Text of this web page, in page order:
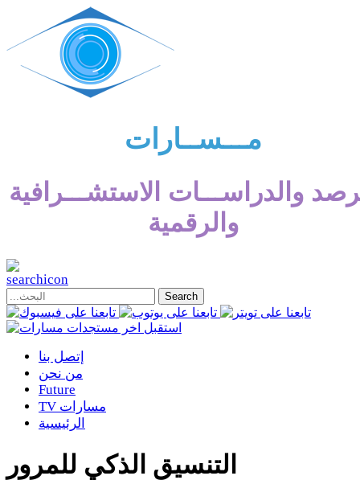
مـــســارات
والدراســـات الاستشـــرافية
والرقمية
إتصل بنا
من نحن
Future
TV مسارات
الرئيسية
التنسيق الذكي للمرور